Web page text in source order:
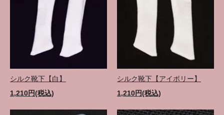
シルク靴下【白】
1,210円(税込)
シルク靴下【アイボリー】
1,210円(税込)